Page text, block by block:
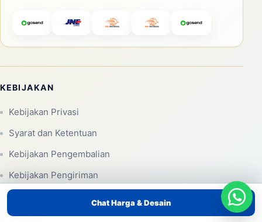
Chat Harga & Desain
KEBIJAKAN
Kebijakan Privasi
Syarat dan Ketentuan
Kebijakan Pengembalian
Kebijakan Pengiriman
Sitemap